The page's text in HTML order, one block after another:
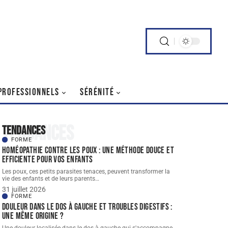
SÉRÉNITÉ
Tendances
Tendances
FORME
Homéopathie contre les poux : une méthode douce et
efficiente pour vos enfants
Les poux, ces petits parasites tenaces, peuvent transformer la
vie des enfants et de leurs parents…
31 juillet 2026
FORME
Douleur dans le dos à gauche et troubles digestifs :
une même origine ?